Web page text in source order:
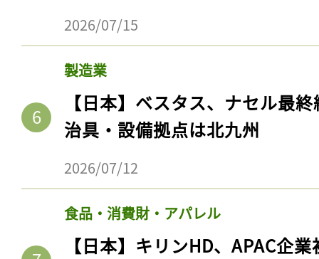
2026/07/15
製造業
【日本】ベスタス、ナセル最
治具・設備拠点は北九州
2026/07/12
食品・消費財・アパレル
【日本】キリンHD、APAC企